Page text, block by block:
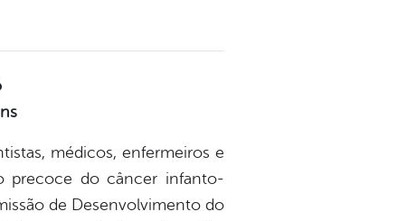
médicos, enfermeiros e
precoce do câncer infanto-
de Desenvolvimento do